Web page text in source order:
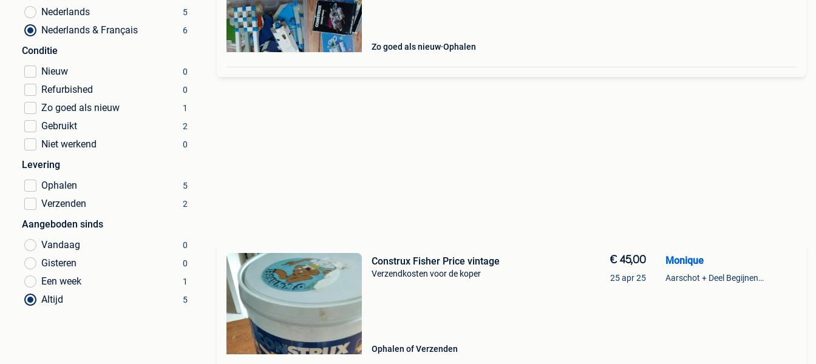
Nederlands 5
Nederlands & Français 6
Conditie
Nieuw
0
Refurbished 0
Zo goed als nieuw 1
Gebruikt 2
Niet werkend 0
Levering
Ophalen
5
Verzenden 2
Aangeboden sinds
Vandaag
0
Gisteren 0
Een week 1
Altijd 5
Zo goed als nieuw Ophalen
Construx Fisher Price vintage
Verzendkosten voor de koper
Ophalen of Verzenden
€ 45,00
25 apr 25
Monique
Aarschot + Deel Begijnendijk